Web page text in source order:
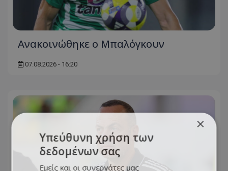
Ανακοινώθηκε ο Μπαλόγκουν
07.08.2026 - 16:20
×
Υπεύθυνη χρήση των
δεδομένων σας
Εμείς και οι συνεργάτες μας